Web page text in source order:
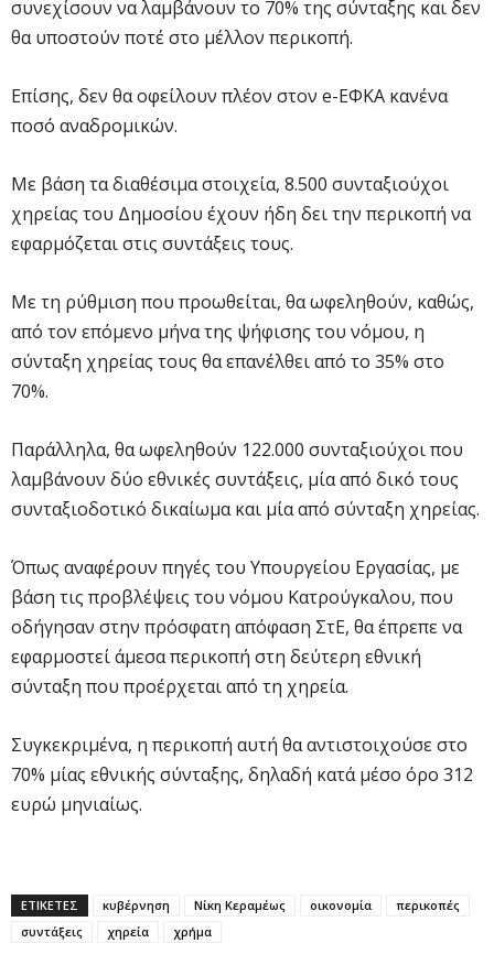
συνεχίσουν να λαμβάνουν το 70% της σύνταξης και δεν
θα υποστούν ποτέ στο μέλλον περικοπή.
Επίσης, δεν θα οφείλουν πλέον στον e-ΕΦΚΑ κανένα
ποσό αναδρομικών.
Με βάση τα διαθέσιμα στοιχεία, 8.500 συνταξιούχοι
χηρείας του Δημοσίου έχουν ήδη δει την περικοπή να
εφαρμόζεται στις συντάξεις τους.
Με τη ρύθμιση που προωθείται, θα ωφεληθούν, καθώς,
από τον επόμενο μήνα της ψήφισης του νόμου, η
σύνταξη χηρείας τους θα επανέλθει από το 35% στο
70%.
Παράλληλα, θα ωφεληθούν 122.000 συνταξιούχοι που
λαμβάνουν δύο εθνικές συντάξεις, μία από δικό τους
συνταξιοδοτικό δικαίωμα και μία από σύνταξη χηρείας.
Όπως αναφέρουν πηγές του Υπουργείου Εργασίας, με
βάση τις προβλέψεις του νόμου Κατρούγκαλου, που
οδήγησαν στην πρόσφατη απόφαση ΣτΕ, θα έπρεπε να
εφαρμοστεί άμεσα περικοπή στη δεύτερη εθνική
σύνταξη που προέρχεται από τη χηρεία.
Συγκεκριμένα, η περικοπή αυτή θα αντιστοιχούσε στο
70% μίας εθνικής σύνταξης, δηλαδή κατά μέσο όρο 312
ευρώ μηνιαίως.
ΕΤΙΚΕΤΕΣ κυβέρνηση Νίκη Κεραμέως οικονομία
περικοπές
συντάξεις
χηρεία χρήμα